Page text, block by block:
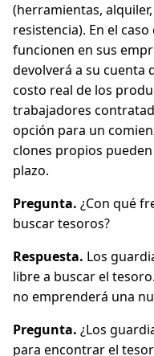
(herramientas,
resistencia). En el
funcionen en sus
devolverá a su cuenta
costo real de los
trabajadores
opción para un
clones propios
plazo.
Pregunta. ¿Con qué
buscar tesoros?
Respuesta. Los
libre a buscar el
no emprenderá una
Pregunta. ¿Los
para encontrar el